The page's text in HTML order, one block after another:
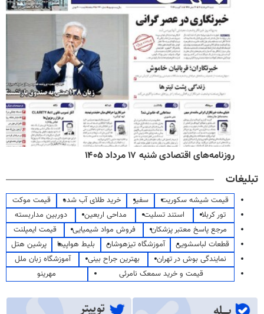
روزنامه‌های اقتصادی شنبه ۱۷ مرداد ۱۴۰۵
تبلیغات
قیمت شیشه سکوریت سفیر خرید طلای آب شده
قیمت موکت
تور کربلا
استند تسلیت مداحی اربعین
دوربین مداربسته
مرجع پاسخ معتبر پزشکان
فروش مواد شیمیایی
قیمت ایمپلنت
قطعات لباسشویی
آموزشگاه تیزهوشان بلیط هواپیما
پرشین هتل
نمایندگی بوش در تهران
بهترین جراح بینی
آموزشگاه زبان ملل
قیمت و خرید سمعک نامرئی
مهرینو